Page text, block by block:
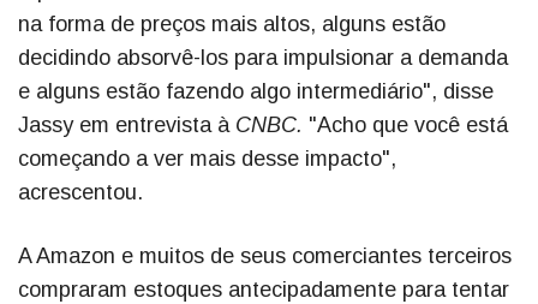
na forma de preços mais altos, alguns estão
decidindo absorvê-los para impulsionar a demanda
e alguns estão fazendo algo intermediário", disse
Jassy em entrevista à CNBC. "Acho que você está
começando a ver mais desse impacto",
acrescentou.
A Amazon e muitos de seus comerciantes terceiros
compraram estoques antecipadamente para tentar